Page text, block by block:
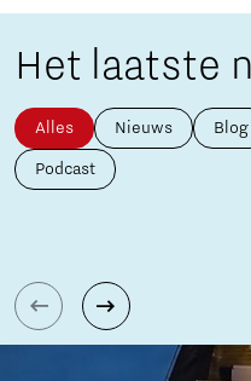
Het laatste
Alles Nieuws Blog
Podcast